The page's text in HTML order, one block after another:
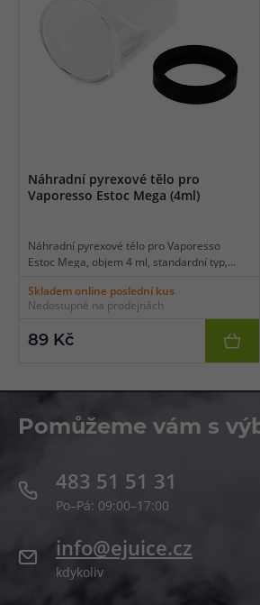
Náhradní pyrexové tělo pro
Vaporesso Estoc Mega (4ml)
Náhradní pyrexové tělo pro Vaporesso
Estoc Mega, objem 4 ml, standardní typ,
Skladem online poslední kus
Nedostupné na prodejnách
89 Kč
Pomůžeme vám s
483 51 51 31
Po–Pá: 09:00–17:00
info@ejuice.cz
kdykoliv